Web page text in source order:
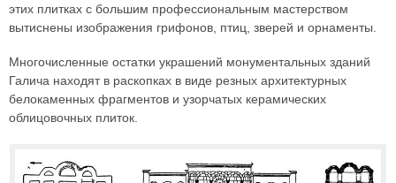
этих плитках с большим профессиональным мастерством
вытиснены изображения грифонов, птиц, зверей и орнаменты.
Многочисленные остатки украшений монументальных зданий
Галича находят в раскопках в виде резных архитектурных
белокаменных фрагментов и узорчатых керамических
облицовочных плиток.